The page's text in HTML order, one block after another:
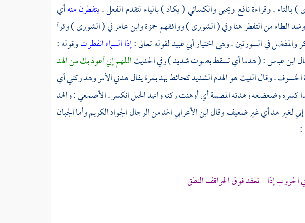
) بالتاء . وقراءة نافع ويحيى والكسائي ( يكاد ) بالياء لتقدم الفعل .يتفطرن منهأي
وشد الطاء من التفطر هنا وفي ( الشورى ) ووافقهمحمزةوابن عامرفي ( الشورى ) وقرأ
والمفضل في السورتين . وهي اختيارأبي عبيدلقوله تعالى :إذا السماء انفطرتوقوله :
ابن عباس: ( هدما أي تسقط بصوت شديد ) وفي الحديثاللهم إني أعوذ بك من الهد
الخسوف . وقالالليثهو الهدم الشديد كحائط يهد بمرة يقال هدني الأمر وهد ركني أي
كسره وضعضعه وهدته المصيبة أي أوهنت ركنه وانهد الجبل انكسر .الأصمعي: والهد
لغير هد أي غير ضعيف وقال ابن الأعرابي الهد من الرجال الجواد الكريم وأما الجبان
:
الحروب إذا تعقد فوق الحراقف النطق